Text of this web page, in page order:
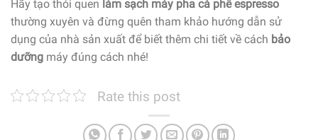
Hãy tạo thói quen làm sạch máy pha cà phê espresso
thường xuyên và đừng quên tham khảo hướng dẫn sử
dụng của nhà sản xuất để biết thêm chi tiết về cách bảo
dưỡng máy đúng cách nhé!
Rate this post